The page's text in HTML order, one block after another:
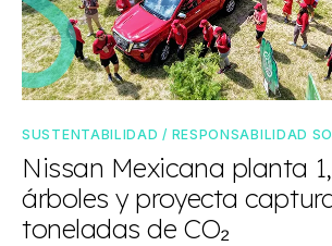
SUSTENTABILIDAD / RESPONSABILIDAD
Nissan Mexicana planta
árboles y proyecta
toneladas de CO₂